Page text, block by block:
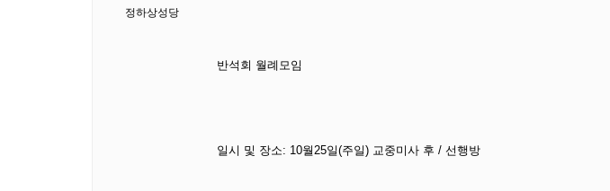
정하상성당
반석회 월례모임
일시 및 장소: 10월25일(주일) 교중미사 후 / 선행방